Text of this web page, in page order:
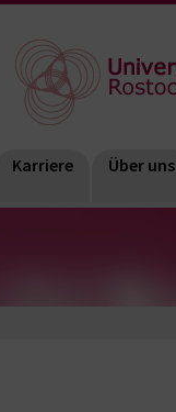
Karriere Über uns